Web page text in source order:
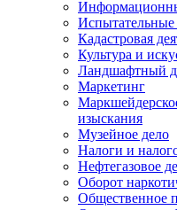
Испытательные
Кадастровая
Культура и
Ландшафтный
Маркетинг
изыскания
Музейное дело
Налоги и
Нефтегазовое
Оборот
Общественное